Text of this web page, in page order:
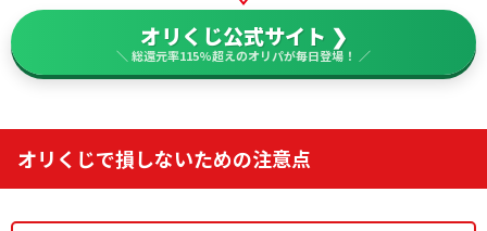
オリくじ公式サイト ❯
＼ 総還元率115%超えのオリパが毎日登場！ ／
オリくじで損しないための注意点